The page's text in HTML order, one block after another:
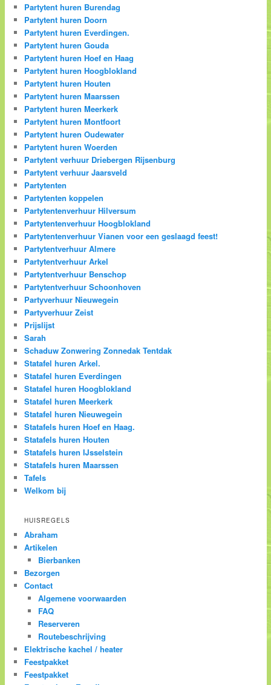
Partytent huren Burendag
Partytent huren Doorn
Partytent huren Everdingen.
Partytent huren Gouda
Partytent huren Hoef en Haag
Partytent huren Hoogblokland
Partytent huren Houten
Partytent huren Maarssen
Partytent huren Meerkerk
Partytent huren Montfoort
Partytent huren Oudewater
Partytent huren Woerden
Partytent verhuur Driebergen Rijsenburg
Partytent verhuur Jaarsveld
Partytenten
Partytenten koppelen
Partytentenverhuur Hilversum
Partytentenverhuur Hoogblokland
Partytentenverhuur Vianen voor een geslaagd feest!
Partytentverhuur Almere
Partytentverhuur Arkel
Partytentverhuur Benschop
Partytentverhuur Schoonhoven
Partyverhuur Nieuwegein
Partyverhuur Zeist
Prijslijst
Sarah
Schaduw Zonwering Zonnedak Tentdak
Statafel huren Arkel.
Statafel huren Everdingen
Statafel huren Hoogblokland
Statafel huren Meerkerk
Statafel huren Nieuwegein
Statafels huren Hoef en Haag.
Statafels huren Houten
Statafels huren IJsselstein
Statafels huren Maarssen
Tafels
Welkom bij
HUISREGELS
Abraham
Artikelen
Bierbanken
Bezorgen
Contact
Algemene voorwaarden
FAQ
Reserveren
Routebeschrijving
Elektrische kachel / heater
Feestpakket
Feestpakket